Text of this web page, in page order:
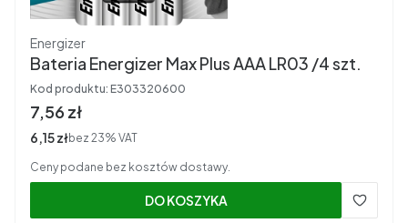
Producent
Energizer
Bateria Energizer Max Plus AAA LR03 /4 szt.
Kod produktu: E303320600
Cena brutto
7,56 zł
Cena netto
6,15 złbez 23% VAT
Ceny podane bez kosztów dostawy.
DO KOSZYKA